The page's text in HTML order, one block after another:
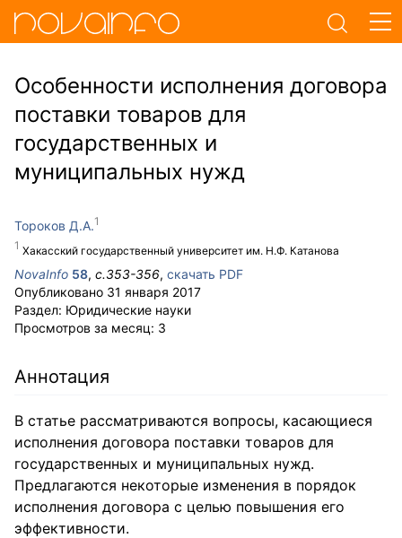
Особенности исполнения договора
поставки товаров для
государственных и
муниципальных нужд
Тороков Д.А.
Хакасский государственный университет им. Н.Ф. Катанова
NovaInfo 58, с.353-356, скачать PDF
Опубликовано 31 января 2017
Раздел: Юридические науки
Просмотров за месяц: 3
Аннотация
В статье рассматриваются вопросы, касающиеся
исполнения договора поставки товаров для
государственных и муниципальных нужд.
Предлагаются некоторые изменения в порядок
исполнения договора с целью повышения его
эффективности.